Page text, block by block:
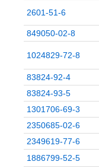
2601-51-6
849050-02-8
1024829-72-8
83824-92-4
83824-93-5
1301706-69-3
2350685-02-6
2349619-77-6
1886799-52-5